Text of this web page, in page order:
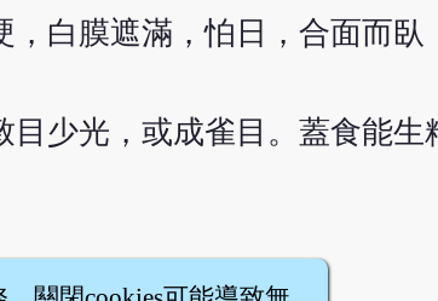
白膜遮滿，怕日，合面而臥
目少光，或成雀目。蓋食能生